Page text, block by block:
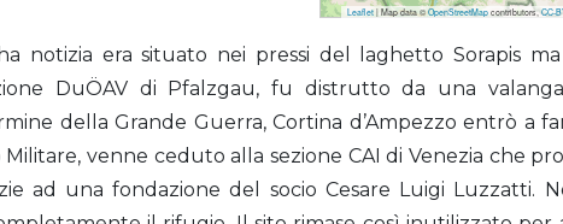
Leaflet| Map data ©OpenStreetMapcontributors,CC-
notizia era situato nei pressi del laghetto Sorapis
DuÖAV di Pfalzgau, fu distrutto da una
della Grande Guerra, Cortina d’Ampezzo entrò a
venne ceduto alla sezione CAI di Venezia che
ad una fondazione del socio Cesare Luigi Luzzatti.